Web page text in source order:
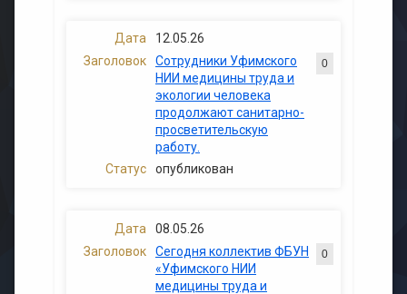
12.05.26
Сотрудники Уфимского
НИИ медицины труда и
экологии человека
продолжают санитарно-
просветительскую
работу.
0
опубликован
08.05.26
Сегодня коллектив ФБУН
«Уфимского НИИ
медицины труда и
0